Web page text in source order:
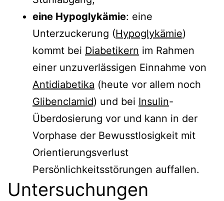
eine Hypoglykämie: eine
Unterzuckerung (Hypoglykämie)
kommt bei Diabetikern im Rahmen
einer unzuverlässigen Einnahme von
Antidiabetika (heute vor allem noch
Glibenclamid) und bei Insulin-
Überdosierung vor und kann in der
Vorphase der Bewusstlosigkeit mit
Orientierungsverlust
Persönlichkeitsstörungen auffallen.
Untersuchungen